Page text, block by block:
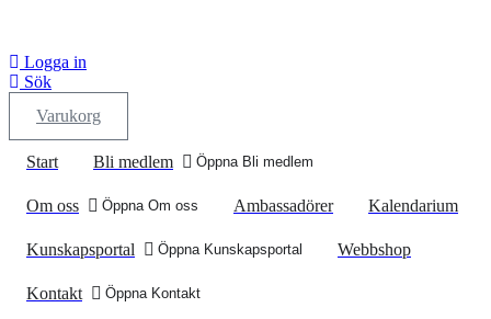
Logga in
Sök
Varukorg
Start Bli medlem Öppna Bli medlem
Om oss Öppna Om oss Ambassadörer Kalendarium
Kunskapsportal Öppna Kunskapsportal Webbshop
Kontakt Öppna Kontakt